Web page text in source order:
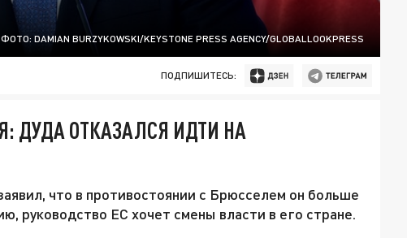
ФОТО: DAMIAN BURZYKOWSKI/KEYSTONE PRESS AGENCY/GLOBALLOOKPRESS
ПОДПИШИТЕСЬ:
ДУДА ОТКАЗАЛСЯ ИДТИ НА
что в противостоянии с Брюсселем он больше
руководство ЕС хочет смены власти в его стране.